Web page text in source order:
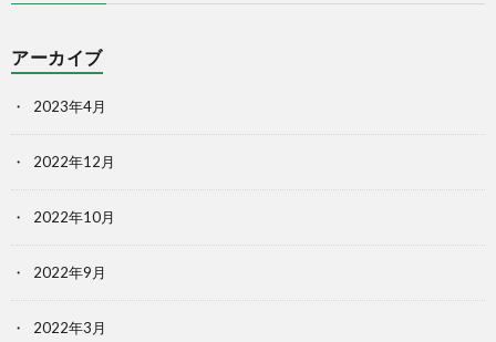
アーカイブ
2023年4月
2022年12月
2022年10月
2022年9月
2022年3月